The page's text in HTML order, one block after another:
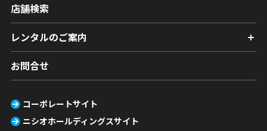
店舗検索
レンタルのご案内
お問合せ
コーポレートサイト
ニシオホールディングスサイト